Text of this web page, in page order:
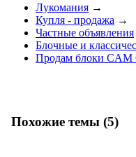
Лукомания →
Купля - продажа →
Частные объявления
Блочные и
Продам блоки CAM
Похожие темы (5)